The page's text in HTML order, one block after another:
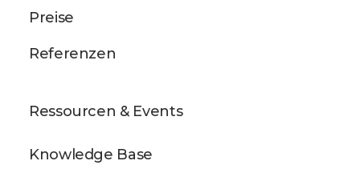
Preise
Referenzen
Ressourcen & Events
Knowledge Base